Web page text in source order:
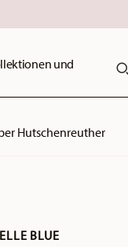
und
Hutschenreuther
BLUE